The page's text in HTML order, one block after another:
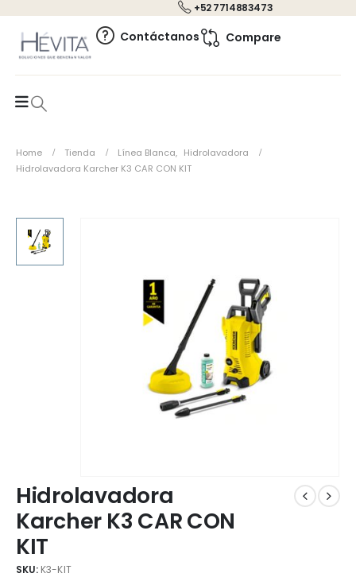
+52 7714883473
Contáctanos Compare
Home Tienda Línea Blanca, Hidrolavadora
Hidrolavadora Karcher K3 CAR CON KIT
Hidrolavadora
Karcher K3 CAR CON
KIT
SKU: K3-KIT